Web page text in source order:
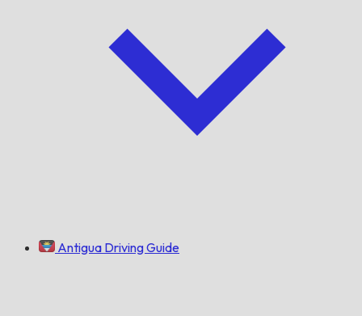
Antigua Driving Guide